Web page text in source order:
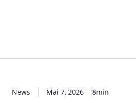
News Mai 7, 2026 8min